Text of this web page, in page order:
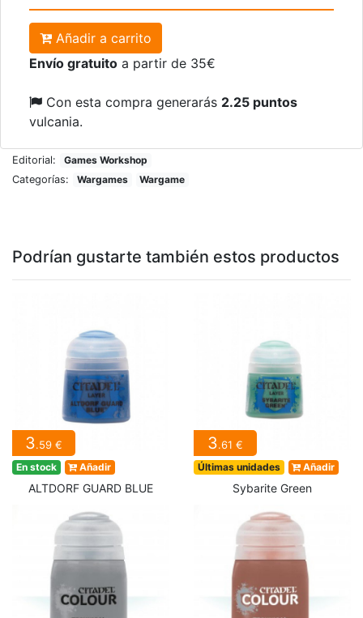
Añadir a carrito
Envío gratuito a partir de 35€
Con esta compra generarás 2.25 puntos
vulcania.
Editorial:
Games Workshop
Categorías:
Wargames Wargame
Podrían gustarte también estos productos
3.59 €
En stock Añadir
ALTDORF GUARD BLUE
3.61 €
Últimas unidades Añadir
Sybarite Green